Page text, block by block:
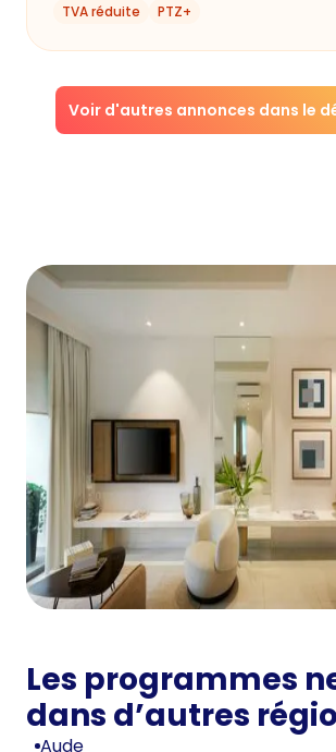
TVA réduite PTZ+
Voir d'autres annonces dans le
Les programmes
dans d’autres
Aude